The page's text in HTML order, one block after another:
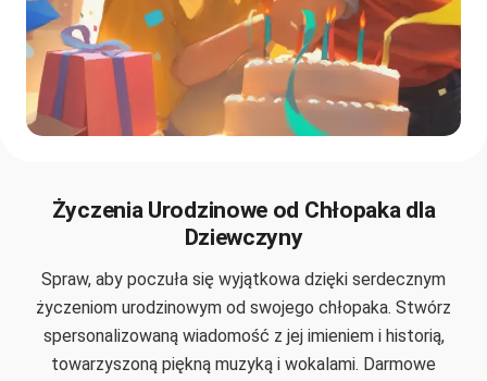
Życzenia Urodzinowe od Chłopaka dla
Dziewczyny
Spraw, aby poczuła się wyjątkowa dzięki serdecznym
życzeniom urodzinowym od swojego chłopaka. Stwórz
spersonalizowaną wiadomość z jej imieniem i historią,
towarzyszoną piękną muzyką i wokalami. Darmowe